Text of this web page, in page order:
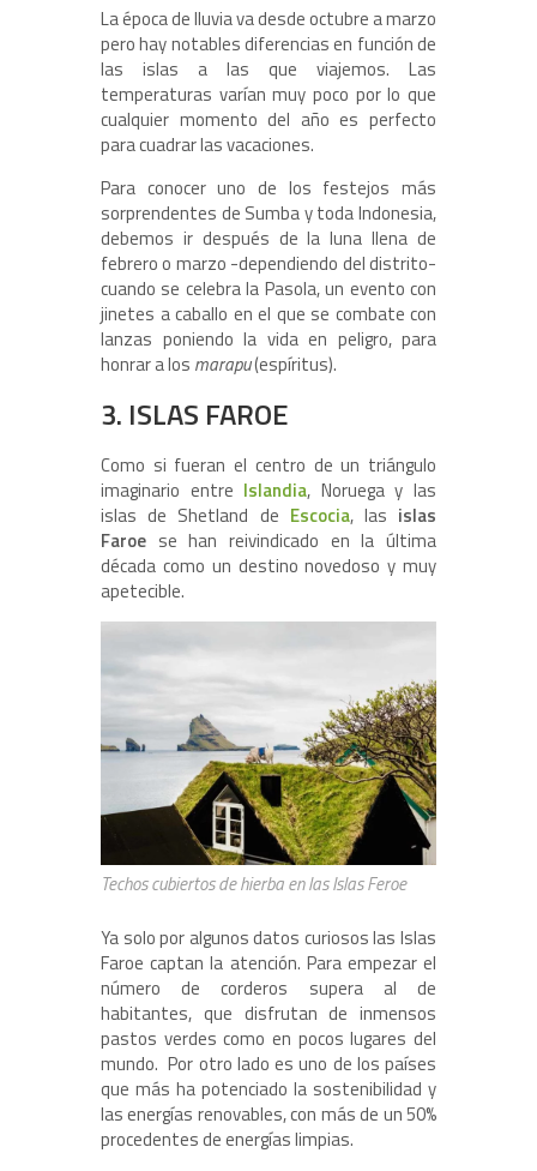
La época de lluvia va desde octubre a marzo
pero hay notables diferencias en función de
las islas a las que viajemos. Las
temperaturas varían muy poco por lo que
cualquier momento del año es perfecto
para cuadrar las vacaciones.
Para conocer uno de los festejos más
sorprendentes de Sumba y toda Indonesia,
debemos ir después de la luna llena de
febrero o marzo -dependiendo del distrito-
cuando se celebra la Pasola, un evento con
jinetes a caballo en el que se combate con
lanzas poniendo la vida en peligro, para
honrar a los marapu(espíritus).
3. ISLAS FAROE
Como si fueran el centro de un triángulo
imaginario entre Islandia, Noruega y las
islas de Shetland de Escocia, las islas
Faroe se han reivindicado en la última
década como un destino novedoso y muy
apetecible.
Techos cubiertos de hierba en las Islas Feroe
Ya solo por algunos datos curiosos las Islas
Faroe captan la atención. Para empezar el
número de corderos supera al de
habitantes, que disfrutan de inmensos
pastos verdes como en pocos lugares del
mundo. Por otro lado es uno de los países
que más ha potenciado la sostenibilidad y
las energías renovables, con más de un 50%
procedentes de energías limpias.